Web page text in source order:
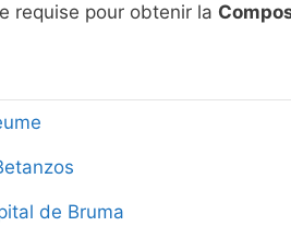
requise pour obtenir la
de Bruma